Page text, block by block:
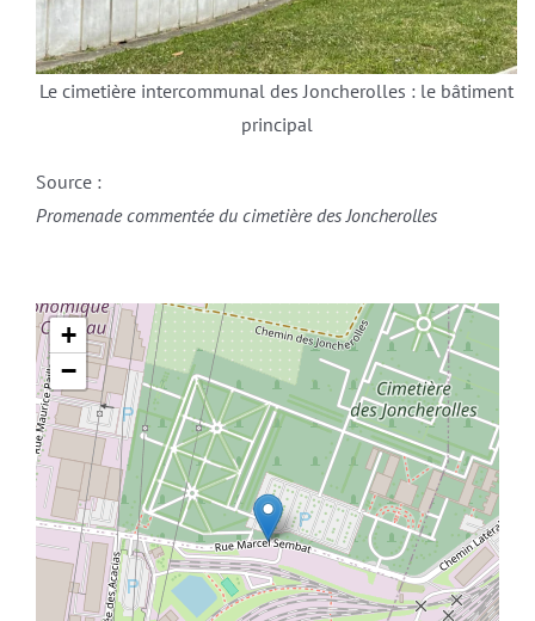
Le cimetière intercommunal des Joncherolles : le bâtiment
principal
Source :
Promenade commentée du cimetière des Joncherolles
+
−